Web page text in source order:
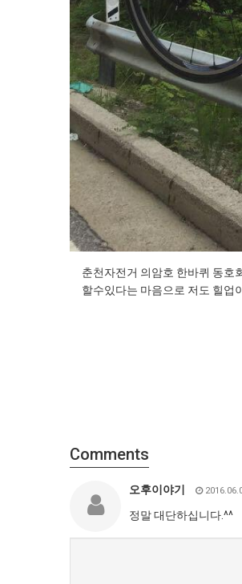
춘천자전거 의암호 한바퀴 동호
할수있다는 마음으로 저도 힐업
Comments
오후이야기
정말 대단하십니다.^^